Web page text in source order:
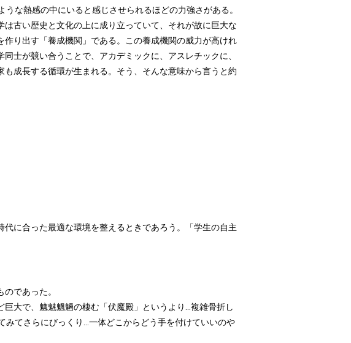
な熱感の中にいると感じさせられるほどの力強さがある。
古い歴史と文化の上に成り立っていて、それが故に巨大な
り出す「養成機関」である。この養成機関の威力が高けれ
士が競い合うことで、アカデミックに、アスレチックに、
成長する循環が生まれる。そう、そんな意味から言うと約
に合った最適な環境を整えるときであろう。「学生の自主
であった。
大で、魑魅魍魎の棲む「伏魔殿」というより...複雑骨折し
てさらにびっくり...一体どこからどう手を付けていいのや